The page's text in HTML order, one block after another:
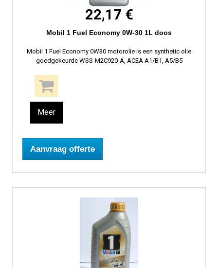
22,17 €
Mobil 1 Fuel Economy 0W-30 1L doos
Mobil 1 Fuel Economy 0W30 motorolie is een synthetic olie
goedgekeurde WSS-M2C920-A, ACEA A1/B1, A5/B5
Meer
Aanvraag offerte